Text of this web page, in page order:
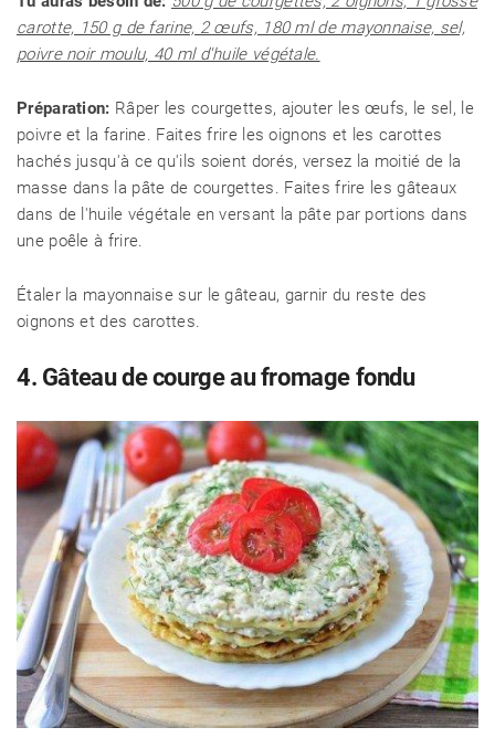
carotte, 150 g de farine, 2 œufs, 180 ml de mayonnaise, sel,
poivre noir moulu, 40 ml d'huile végétale.
Préparation: Râper les courgettes, ajouter les œufs, le sel, le
poivre et la farine. Faites frire les oignons et les carottes
hachés jusqu'à ce qu'ils soient dorés, versez la moitié de la
masse dans la pâte de courgettes. Faites frire les gâteaux
dans de l'huile végétale en versant la pâte par portions dans
une poêle à frire.
Étaler la mayonnaise sur le gâteau, garnir du reste des
oignons et des carottes.
4. Gâteau de courge au fromage fondu
CHALET D'ÉTÉ ET JARDIN